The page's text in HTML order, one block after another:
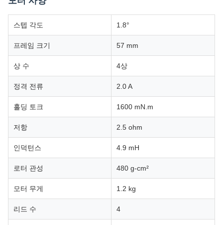
스텝 각도 1.8°
프레임 크기 57 mm
상 수 4상
정격 전류 2.0 A
홀딩 토크 1600 mN.m
저항 2.5 ohm
인덕턴스 4.9 mH
로터 관성 480 g-cm²
모터 무게 1.2 kg
리드 수 4